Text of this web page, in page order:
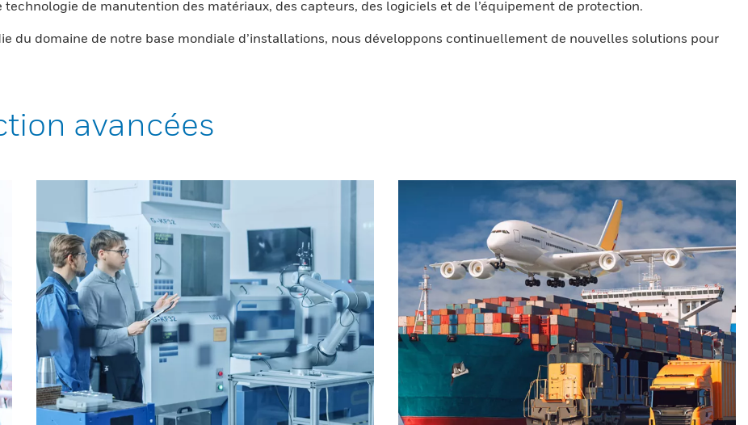
de manutention des matériaux, des capteurs, des logiciels et de l’équipement de protection.
du domaine de notre base mondiale d’installations, nous développons continuellement de nouvelles solutions pour
avancées